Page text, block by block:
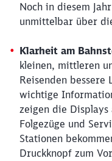
Noch in diesem
unmittelbar über
Klarheit am
kleinen, mittleren
Reisenden
wichtige
zeigen die Displays
Folgezüge und
Stationen
Druckknopf zum